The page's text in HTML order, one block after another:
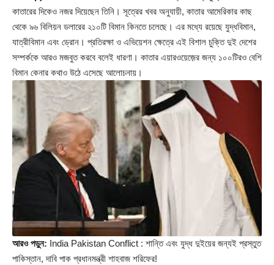
কাতারের দিকেও নজর দিয়েছেন তিনি। সূত্রের খবর অনুযায়ী, কাতার আমেরিকার কাছ
থেকে ৯৬ বিলিয়ন ডলারের ২১০টি বিমান কিনতে চলেছে। এর মধ্যে রয়েছে যুদ্ধবিমান,
যাত্রীবিমান এবং ড্রোন। প্রতিরক্ষা ও এভিয়েশন ক্ষেত্রে এই বিশাল চুক্তি দুই দেশের
সম্পর্ককে আরও মজবুত করবে বলেই ধারণা। কাতার এয়ারওয়েজ়ের জন্য ১০০টিরও বেশি
বিমান কেনার কথাও উঠে এসেছে আলোচনায়।
আরও পড়ুন: India Pakistan Conflict : শান্তি এবং যুদ্ধ দুইয়ের জন্যই প্রস্তুত
পাকিস্তান, দাবি পাক প্রধানমন্ত্রী শাহবাজ শরিফের!